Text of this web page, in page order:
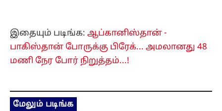
இதையும் படிங்க: ஆப்கானிஸ்தான் -
பாகிஸ்தான் போருக்கு பிரேக்... அமலானது 48
மணி நேர போர் நிறுத்தம்...!
மேலும் படிங்க